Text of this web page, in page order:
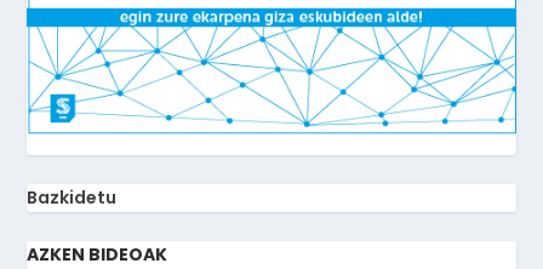
Bazkidetu
AZKEN BIDEOAK